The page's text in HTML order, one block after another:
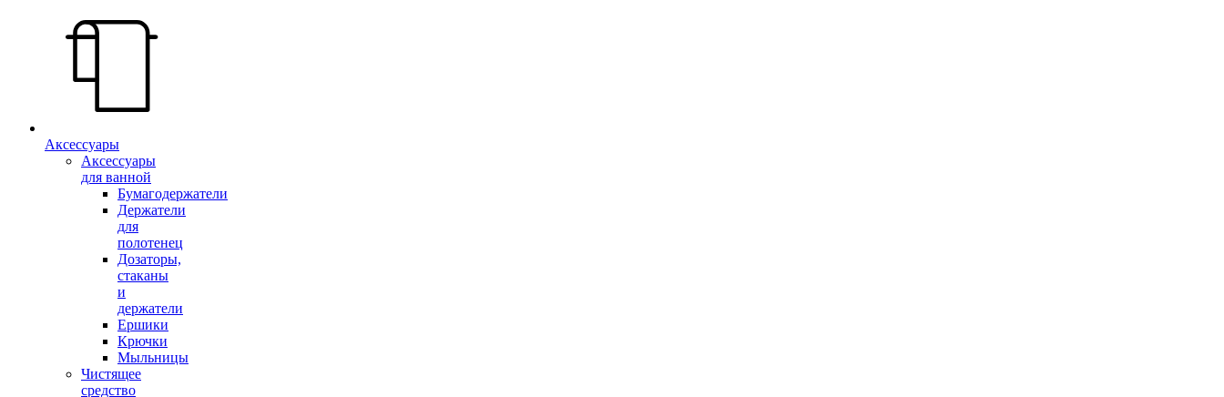
Аксессуары
Аксессуары
для ванной
Бумагодержатели
Держатели
для
полотенец
Дозаторы,
стаканы
и
держатели
Ершики
Крючки
Мыльницы
Чистящее
средство